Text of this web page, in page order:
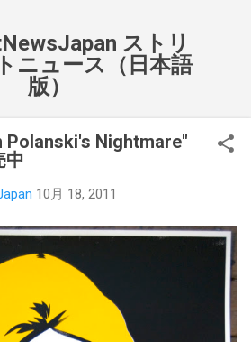
ストリ
ニュース（日本語
版）
Polanski's Nightmare"
中
10月 18, 2011